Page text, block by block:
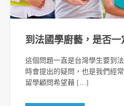
到法國學廚藝，是否一
這個問題一直是台灣學生要到
時會提出的疑問，也是我們經
留學顧問希望藉 […]